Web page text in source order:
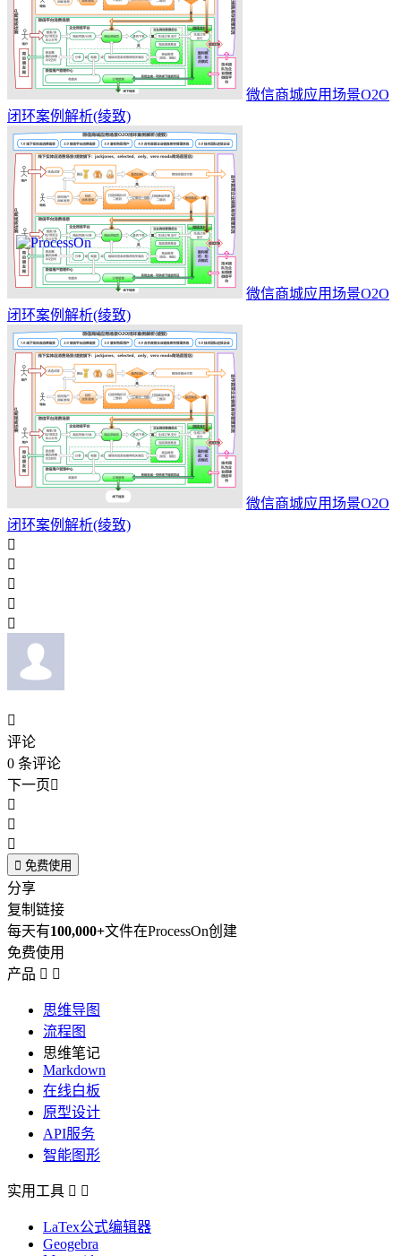
微信商城应用场景O2O
闭环案例解析(绫致)
微信商城应用场景O2O
闭环案例解析(绫致)
微信商城应用场景O2O
闭环案例解析(绫致)






评论
0 条评论
下一页



 免费使用
分享
复制链接
每天有100,000+文件在ProcessOn创建
免费使用
产品  
思维导图
流程图
思维笔记
Markdown
在线白板
原型设计
API服务
智能图形
实用工具  
LaTex公式编辑器
Geogebra